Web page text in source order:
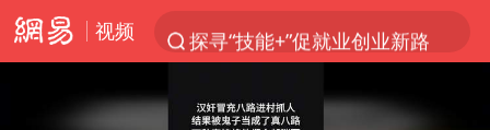
视频
探寻“技能+”促就业创业新路